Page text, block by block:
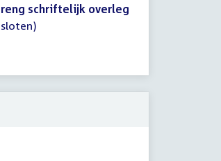
schriftelijk overleg